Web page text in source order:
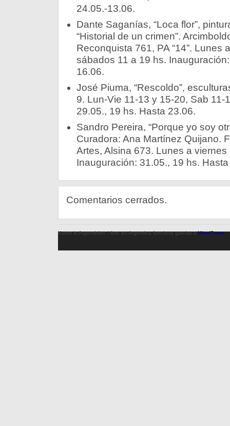
24.05.-13.06.
Dante Saganías, “Loca flor”,
“Historial de un crimen”.
Reconquista 761, PA “14”. Lunes
sábados 11 a 19 hs.
16.06.
José Piuma, “Rescoldo”,
9. Lun-Vie 11-13 y 15-20, Sab 11-
29.05., 19 hs. Hasta 23.06.
Sandro Pereira, “Porque yo soy
Curadora: Ana Martínez Quijano.
Artes, Alsina 673. Lunes a
Inauguración: 31.05., 19 hs.
Comentarios cerrados.
Kunst in Argentinien / Arte en Argentina funciona gracias aWordPress